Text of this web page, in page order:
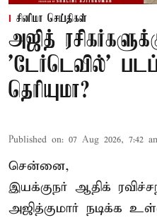
சினிமா செய்திகள்
அஜித்
'டேர்டெவில்'
தெரியுமா?
Published on: 07 Aug 2026, 7:42
சென்னை,
இயக்குநர் ஆதிக்
அஜித்குமார் நடிக்க